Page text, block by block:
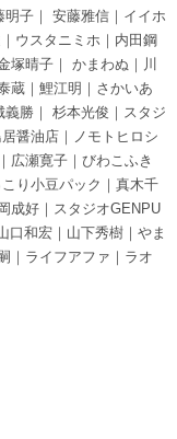
子｜ 安藤雅信｜イイホ
ウスタニミホ｜内田鋼
塚晴子｜ かまわぬ｜川
蔵｜鯉江明｜さかいあ
勝｜ 杉本光俊｜スタジ
醤油店｜ノモトヒロシ
広瀬寛子｜びわこふき
り小豆パック｜真木千
成好｜スタジオGENPU
口和宏｜山下秀樹｜やま
｜ライフアファ｜ラオ